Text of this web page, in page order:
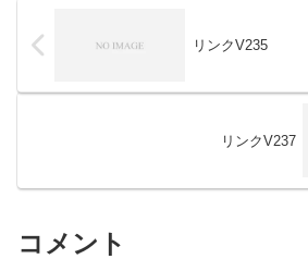
リンクV235
リンクV237
コメント